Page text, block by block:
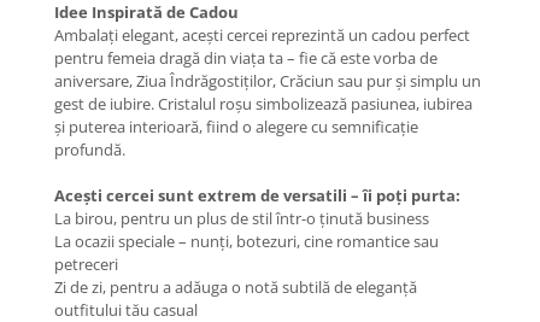
BRĂȚĂRI DE PICIOR
Brățări de picior din Aur
Brățări de picior din Argint
COLIERE
Argint
Coliere cu pietre semiprețioase
Idee Inspirată de Cadou
Ambalați elegant, acești cercei reprezintă un cadou perfect
pentru femeia dragă din viața ta – fie că este vorba de
aniversare, Ziua Îndrăgostiților, Crăciun sau pur și simplu un
gest de iubire. Cristalul roșu simbolizează pasiunea, iubirea
și puterea interioară, fiind o alegere cu semnificație
profundă.
Acești cercei sunt extrem de versatili – îi poți purta:
La birou, pentru un plus de stil într-o ținută business
La ocazii speciale – nunți, botezuri, cine romantice sau
petreceri
Zi de zi, pentru a adăuga o notă subtilă de eleganță
outfitului tău casual